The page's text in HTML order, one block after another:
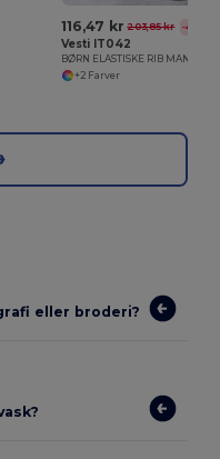
116,47 kr 203,85 kr -43%
Vesti IT042
+2 Farver
eller broderi?